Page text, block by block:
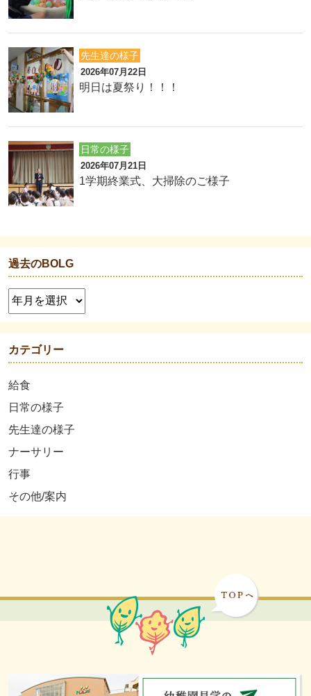
先生達の様子
2026年07月22日
明日は夏祭り！！！
日常の様子
2026年07月21日
1学期終業式、大掃除のご様子
過去のBOLG
カテゴリー
給食
日常の様子
先生達の様子
ナーサリー
行事
その他/案内